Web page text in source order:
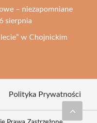
– niezapomniane
sierpnia
w Chojnickim
Polityka Prywatności